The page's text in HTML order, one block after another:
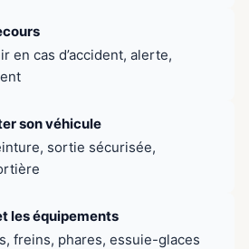
en cas d’accident, alerte,
son véhicule
sortie sécurisée,
les équipements
freins, phares, essuie-glaces